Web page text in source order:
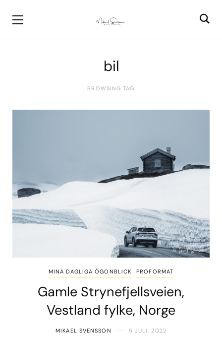
bil
BROWSING TAG
MINA DAGLIGA ÖGONBLICK PROFORMAT
Gamle Strynefjellsveien,
Vestland fylke, Norge
MIKAEL SVENSSON 5 JULI, 2022